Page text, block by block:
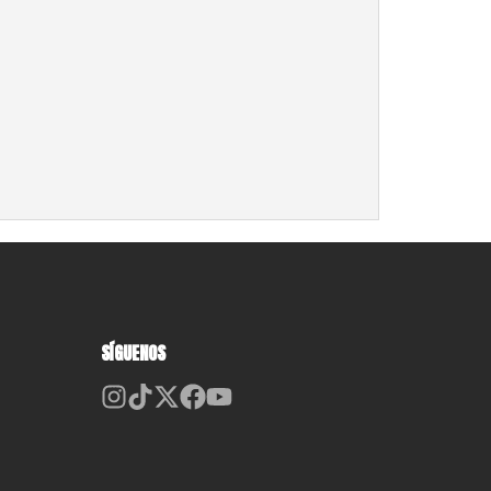
SÍGUENOS